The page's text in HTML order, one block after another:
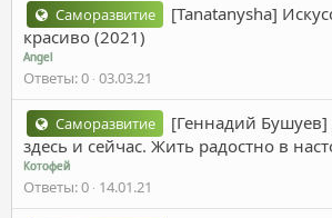
Саморазвитие
[Tanatanysha]
красиво (2021)
Angel
Ответы 0 03.03.21
Саморазвитие
[Геннадий Бушуев]
здесь и сейчас. Жить радостно в
Котофей
Ответы 0 14.01.21